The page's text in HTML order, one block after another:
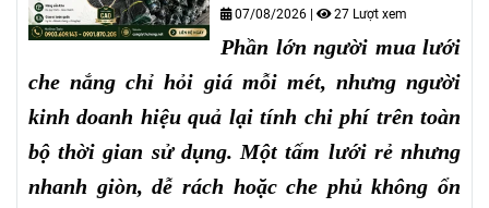
07/08/2026 | 27 Lượt xem
Phần lớn người mua lưới
che nắng chỉ hỏi giá mỗi mét, nhưng người
kinh doanh hiệu quả lại tính chi phí trên toàn
bộ thời gian sử dụng. Một tấm lưới rẻ nhưng
nhanh giòn, dễ rách hoặc che phủ không ổn